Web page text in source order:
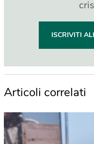
ISCRIVITI
Articoli correlati